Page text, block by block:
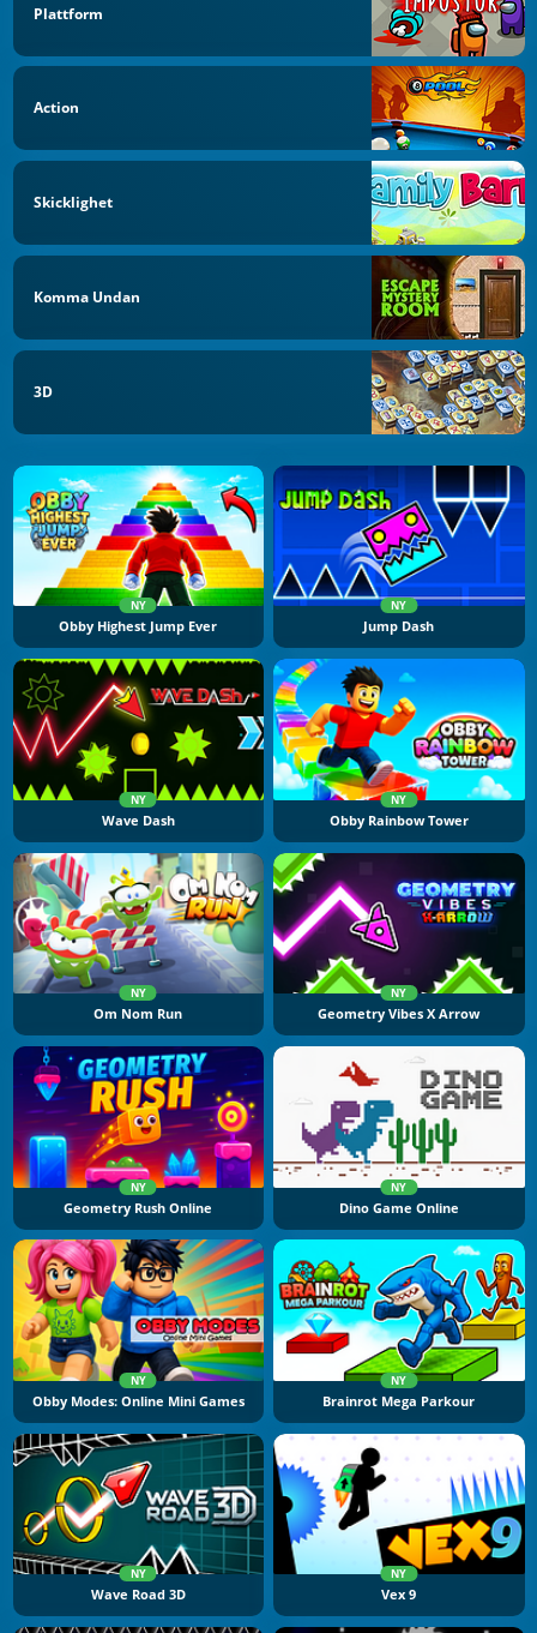
Plattform
Action
Skicklighet
Komma Undan
3D
NY
Obby Highest Jump Ever
NY
Jump Dash
NY
Wave Dash
NY
Obby Rainbow Tower
NY
Om Nom Run
NY
Geometry Vibes X Arrow
NY
Geometry Rush Online
NY
Dino Game Online
NY
Obby Modes: Online Mini Games
NY
Brainrot Mega Parkour
NY
Wave Road 3D
NY
Vex 9